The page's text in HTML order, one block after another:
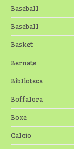
Baseball
Baseball
Basket
Bernate
Biblioteca
Boffalora
Boxe
Calcio